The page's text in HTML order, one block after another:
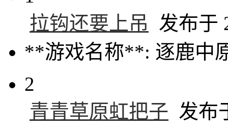
拉钩还要上吊
发布于
**游戏名称**: 逐鹿中
2
青青草原虹把子 发布